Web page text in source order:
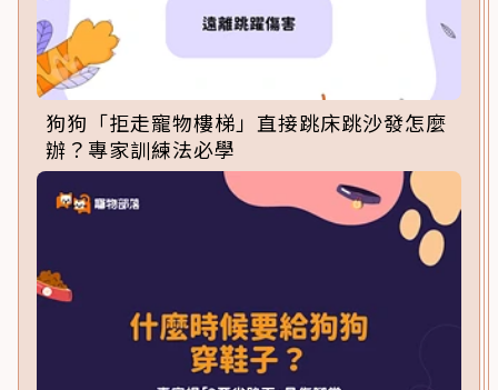
狗狗「拒走寵物樓梯」直接跳床跳沙發怎麼
辦？專家訓練法必學